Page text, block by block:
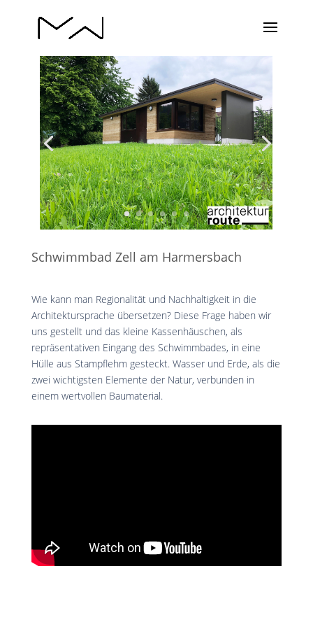
Schwimmbad Zell am Harmersbach
Wie kann man Regionalität und Nachhaltigkeit in die
Architektursprache übersetzen? Diese Frage haben wir
uns gestellt und das kleine Kassenhäuschen, als
repräsentativen Eingang des Schwimmbades, in eine
Hülle aus Stampflehm gesteckt. Wasser und Erde, als die
zwei wichtigsten Elemente der Natur, verbunden in
einem wertvollen Baumaterial.